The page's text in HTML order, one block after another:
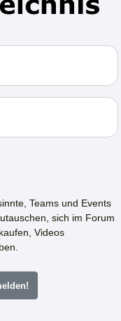
Teams und Events
sich im Forum
Videos